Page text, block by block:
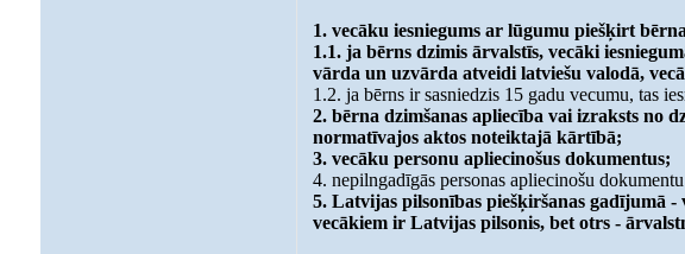
1. vecāku iesniegums ar lūgumu piešķirt
1.1. ja bērns dzimis ārvalstīs, vecāki
vārda un uzvārda atveidi latviešu valodā,
1.2. ja bērns ir sasniedzis 15 gadu vecumu, tas
2. bērna dzimšanas apliecība vai izraksts no
normatīvajos aktos noteiktajā kārtībā;
3. vecāku personu apliecinošus dokumentus;
4. nepilngadīgās personas apliecinošu
5. Latvijas pilsonības piešķiršanas gadījumā
vecākiem ir Latvijas pilsonis, bet otrs -